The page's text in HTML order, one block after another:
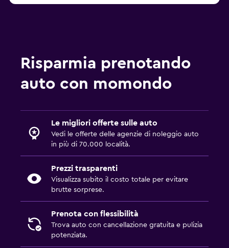
Risparmia prenotando
auto con momondo
Le migliori offerte sulle auto
Vedi le offerte delle agenzie di noleggio auto
in più di 70.000 località.
Prezzi trasparenti
Visualizza subito il costo totale per evitare
brutte sorprese.
Prenota con flessibilità
Trova auto con cancellazione gratuita e pulizia
potenziata.